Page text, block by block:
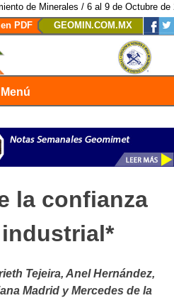
Minerales / 6 al 9 de Octubre de
PDF
GEOMIN.COM.MX
Menú
la confianza
Tejeira, Anel Hernández,
Madrid y Mercedes de la